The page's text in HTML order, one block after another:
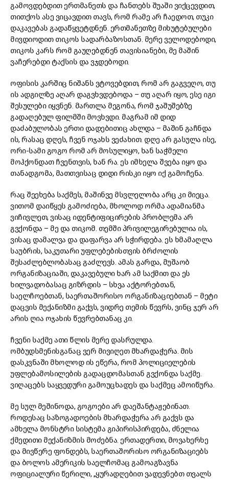
გამოვდებდით ერთმანეთს და ჩანთებს შუაში ვიქცევდით,
თითქოს ასე ვიცავდით თავს, რომ რამე არ ჩაედოთ, თუკი
დაკავებას გადაწყვეტდნენ. ერთმანეთზე მიხუტებულები
მივდიოდით თიკოს სადარბაზოსთან. მერე ველოდებოდი,
თიკოს კარს რომ გაუღებდნენ თავისიანები, მე მაშინ
ვაჩერებდი ტაქსის და ვჯდებოდი.
ოფისის კარშიც ნიშანს ვტოვებდით, რომ არ გაგვეღო, თუ
ის ადგილზე აღარ დაგვხვდებოდა – თუ აღარ იყო, ესე იგი
შესულები იყვნენ. მართლა მეგონა, რომ ჯაშუშებზე
გადაღებულ ფილმში მოვხვდი. მაგრამ იმ დიდ
დაძაბულობას ერთი დადებითიც ახლდა – მაშინ გაჩნდა
ის, რასაც დღეს, ჩვენ ოჯახს ვეძახით. დღე არ გასულა ისე,
ორი-სამი გოგო რომ არ მოსულიყო, ხან საჭმელი
მოჰქონდათ ჩვენთვის, ხან რა. ეს იმხელა შვება იყო და
თანადგომა, მათთვისაც დიდი რისკი იყო იქ გამოჩენა.
რაც შეეხება საქმეს, მაშინვე მსვლელობა არც კი მიეცა.
ვითომ დაიწყეს გამოძიება, მხოლოდ ორმა ადამიანმა
ვიჩივლეთ, ვისაც იდენტიფიცირების პრობლემა არ
გვქონდა – მე და თიკომ. თემში პრივილეგირებულია ის,
ვისაც დამალვა და დაფარვა არ სჭირდება. ეს ხმამაღლა
საუბრის, საკუთარი უფლებებისთვის ბრძოლის
შესაძლებლობასაც გაძლევს. ამას გარდა, მუშაობ
ორგანიზაციაში, დაკავებული ხარ ამ საქმით და ეს
ხილვადობასაც გიზრდის – სხვა აქტორებთან,
საელჩოებთან, საერთაშორისო ორგანიზაციებთან – მეტი
დაცვის მექანიზმი გაქვს, ვიდრე თემის წევრს, ვინც ჯერ არ
არის ღია ოჯახის წევრებთანაც კი.
ჩვენი საქმე ათი წლის მერე დასრულდა.
ომბუდსმენისგანაც ვერ მივიღეთ მხარდაჭერა. მის
დასკვნაში მხოლოდ ის ეწერა, რომ პოლიციელების
უფლებამოსილების გადაცდომასთან გვქონდა საქმე.
ვიღაცებს საყვედური გამოუცხადეს და საქმეც ამოიწურა.
მე სულ მეშინოდა, გოგოები არ დაეშანტაჟებინათ.
როდესაც საზოგადოების მხარდაჭერა არ გაქვს და
ამხელა მონსტრი სისტემა გიპირისპირდება, ძნელია
ქმედითი მექანიზმის მოძებნა. ერთადერთი, მოვახერხე
და მივწერე ფონდებს, საერთაშორისო ორგანიზაციებს
და ბოლოს ამერიკის საელჩომაც გამოაგზავნა
ოფიციალური წერილი, „ყურადღებით ვადევნებთ თვალს